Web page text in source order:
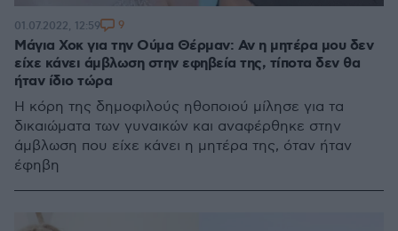
Μάγια Χοκ για την Ούμα Θέρμαν: Αν η μητέρα μου δεν
είχε κάνει άμβλωση στην εφηβεία της, τίποτα δεν θα
ήταν ίδιο τώρα
Η κόρη της δημοφιλούς ηθοποιού μίλησε για τα
δικαιώματα των γυναικών και αναφέρθηκε στην
άμβλωση που είχε κάνει η μητέρα της, όταν ήταν
έφηβη
01.07.2022, 12:59 9